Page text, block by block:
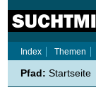
Index
Themen
Pfad: Startseite